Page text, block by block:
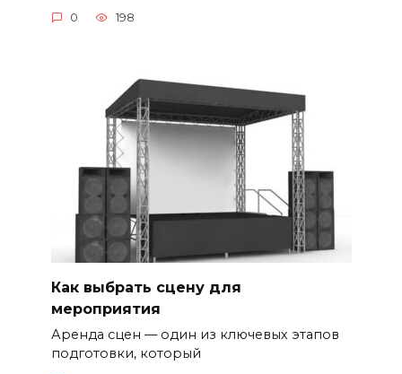
0 198
Как выбрать сцену для
мероприятия
Аренда сцен — один из ключевых этапов
подготовки, который